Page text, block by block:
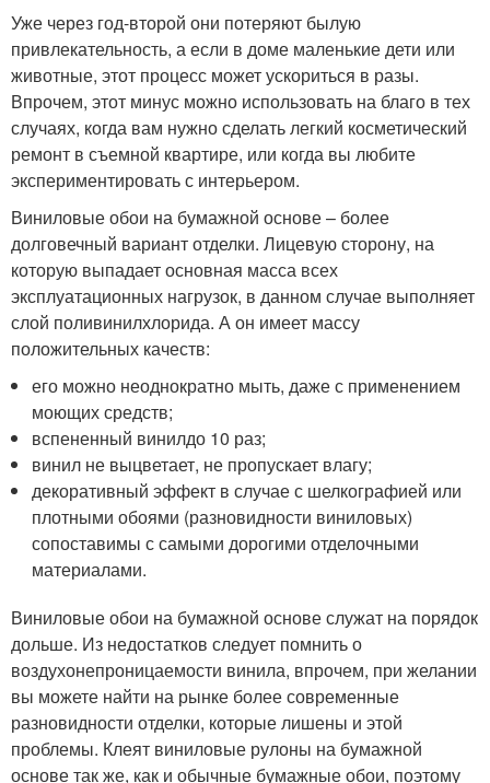
Уже через год-второй они потеряют былую
привлекательность, а если в доме маленькие дети или
животные, этот процесс может ускориться в разы.
Впрочем, этот минус можно использовать на благо в тех
случаях, когда вам нужно сделать легкий косметический
ремонт в съемной квартире, или когда вы любите
экспериментировать с интерьером.
Виниловые обои на бумажной основе – более
долговечный вариант отделки. Лицевую сторону, на
которую выпадает основная масса всех
эксплуатационных нагрузок, в данном случае выполняет
слой поливинилхлорида. А он имеет массу
положительных качеств:
его можно неоднократно мыть, даже с применением
моющих средств;
вспененный винилдо 10 раз;
винил не выцветает, не пропускает влагу;
декоративный эффект в случае с шелкографией или
плотными обоями (разновидности виниловых)
сопоставимы с самыми дорогими отделочными
материалами.
Виниловые обои на бумажной основе служат на порядок
дольше. Из недостатков следует помнить о
воздухонепроницаемости винила, впрочем, при желании
вы можете найти на рынке более современные
разновидности отделки, которые лишены и этой
проблемы. Клеят виниловые рулоны на бумажной
основе так же, как и обычные бумажные обои, поэтому